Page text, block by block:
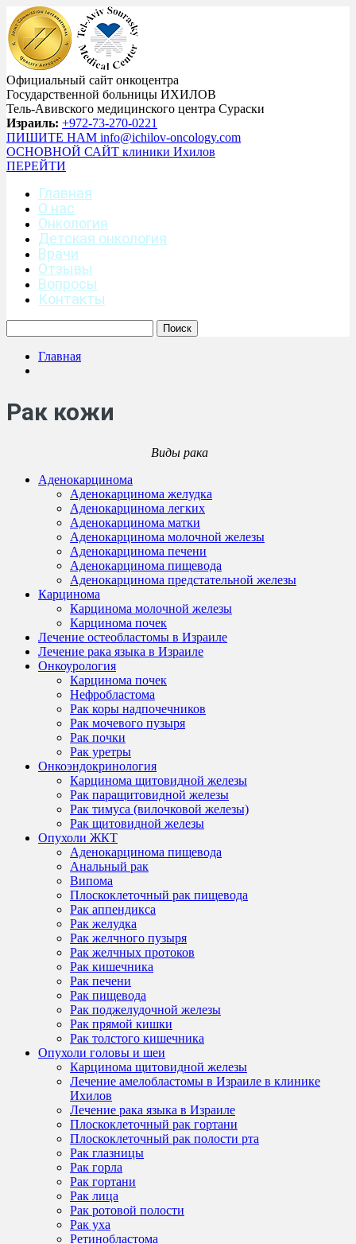
Официальный сайт онкоцентра
Государственной больницы ИХИЛОВ
Тель-Авивского медицинского центра Сураски
Израиль: +972-73-270-0221
ПИШИТЕ НАМ info@ichilov-oncology.com
ОСНОВНОЙ САЙТ клиники Ихилов
ПЕРЕЙТИ
Главная
О нас
Онкология
Детская онкология
Врачи
Отзывы
Вопросы
Контакты
Главная
Рак кожи
Виды рака
Аденокарцинома
Аденокарцинома желудка
Аденокарцинома легких
Аденокарцинома матки
Аденокарцинома молочной железы
Аденокарцинома печени
Аденокарцинома пищевода
Аденокарцинома предстательной железы
Карцинома
Карцинома молочной железы
Карцинома почек
Лечение остеобластомы в Израиле
Лечение рака языка в Израиле
Онкоурология
Карцинома почек
Нефробластома
Рак коры надпочечников
Рак мочевого пузыря
Рак почки
Рак уретры
Онкоэндокринология
Карцинома щитовидной железы
Рак паращитовидной железы
Рак тимуса (вилочковой железы)
Рак щитовидной железы
Опухоли ЖКТ
Аденокарцинома пищевода
Анальный рак
Випома
Плоскоклеточный рак пищевода
Рак аппендикса
Рак желудка
Рак желчного пузыря
Рак желчных протоков
Рак кишечника
Рак печени
Рак пищевода
Рак поджелудочной железы
Рак прямой кишки
Рак толстого кишечника
Опухоли головы и шеи
Карцинома щитовидной железы
Лечение амелобластомы в Израиле в клинике
Ихилов
Лечение рака языка в Израиле
Плоскоклеточный рак гортани
Плоскоклеточный рак полости рта
Рак глазницы
Рак горла
Рак гортани
Рак лица
Рак ротовой полости
Рак уха
Ретинобластома